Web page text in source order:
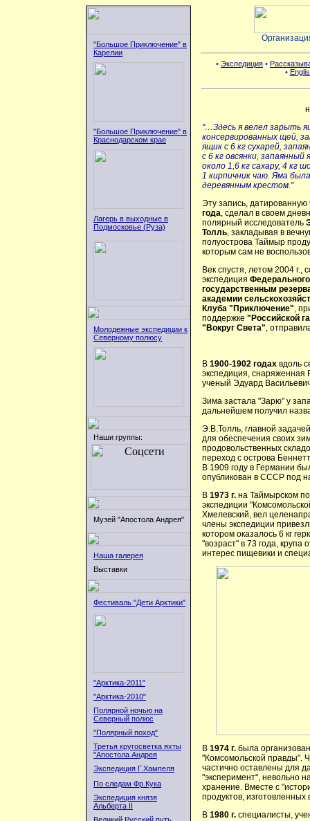
"Большое Приключение" в
Карелии
"Большое Приключение" в
Краснодарском крае
Лагерь в выходные в
Подмосковье (Руза)
Молодежные экспедиции к
Северному полюсу
Наши группы:
Музей "Апостола Андрея"
Наша галерея
Выставки
Фестиваль "Дети Арктики"
"Арктика-2011"
"Арктика-2010"
Полярной ночью на
Северный полюс
"Полярный поход"
Третья кругосветка яхты
"Апостола Андрея
Экспедиция Г.Хампеля
По следам Фр.Кука
Экспедиция князя
Альберта II
• Экспедиция •
•
"…Здесь я велел зарыть
консервированных щей,
ящик с 6 кг сухарей,
с 6 кг овсянки,
около 1,6 кг сахару, 4 кг
1 кирпичник чаю. Яма
деревянным крестом."
Эту запись, датированную
года, сделал в своем
полярный исследователь
Толль, закладывая в
полуострова Таймыр
которым сам не
Век спустя, летом 2004 г.,
экспедиция Федерального
государственным
академии
Клуба "Приключение",
поддержке "Российской
"Вокруг Света",
В 1900-1902 годах вдоль
экспедиция, снаряженная
ученый Эдуард
Зима застала "Зарю" у
дальнейшем получил
Э.В.Толль, главной
для обеспечения своих
продовольственных
переход с острова
В 1909 году в Германии
опубликован в СССР под
В 1973 г. на Таймырском
экспедиции
Хмелевский, вел
члены экспедиции
котором оказалось 6 кг
"возраст" в 73 года,
интерес пищевики и
В 1974 г. была
"Комсомольской правды".
частично оставлены для
"эксперимент", невольно
хранение. Вместе с
продуктов, изготовленных
В 1980 г. специалисты,